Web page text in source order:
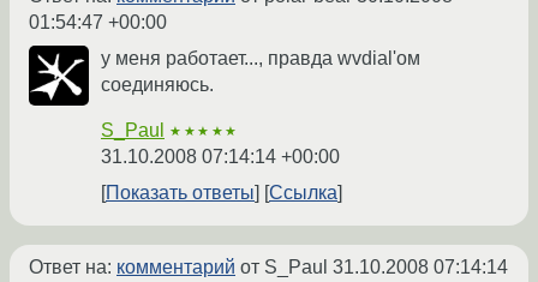
01:54:47 +00:00
у меня работает..., правда wvdial'ом
соединяюсь.
S_Paul ★★★★★
31.10.2008 07:14:14 +00:00
Показать ответы
Ссылка
Ответ на: комментарий от S_Paul 31.10.2008 07:14:14